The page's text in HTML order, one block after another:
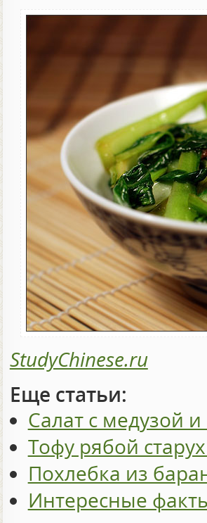
StudyChinese.ru
Еще статьи:
Салат с медузой
Тофу рябой
Похлебка из
Интересные